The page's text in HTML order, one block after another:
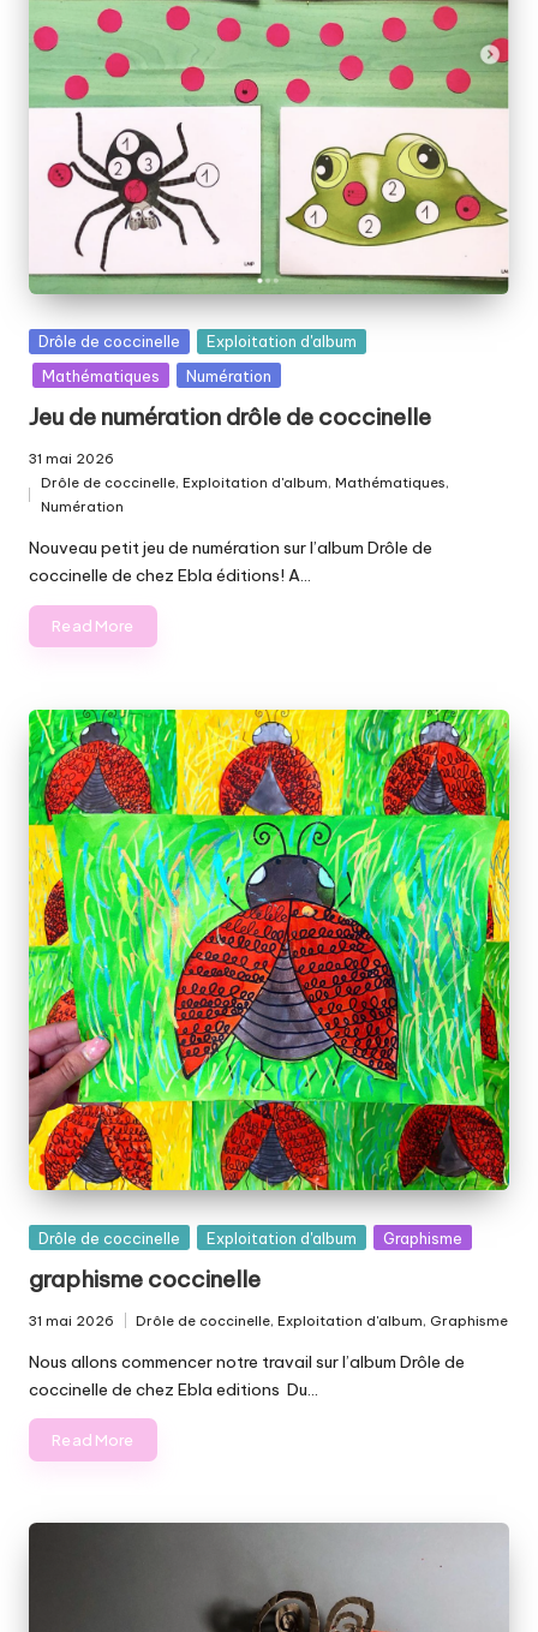
le
p
ll
é
e
Posted
in
Drôle de coccinelle
Exploitation d'album
Mathématiques
Numération
Jeu de numération drôle de coccinelle
31 mai 2026
Posted
Drôle de coccinelle, Exploitation d'album, Mathématiques,
Numération
Nouveau petit jeu de numération sur l’album Drôle de
coccinelle de chez Ebla éditions! A…
Read More
Posted
Drôle de coccinelle Exploitation d'album Graphisme
graphisme coccinelle
31 mai 2026
Posted
Drôle de coccinelle,Exploitation d'album, Graphisme
Nous allons commencer notre travail sur l’album Drôle de
coccinelle de chez Ebla editions Du…
Read More